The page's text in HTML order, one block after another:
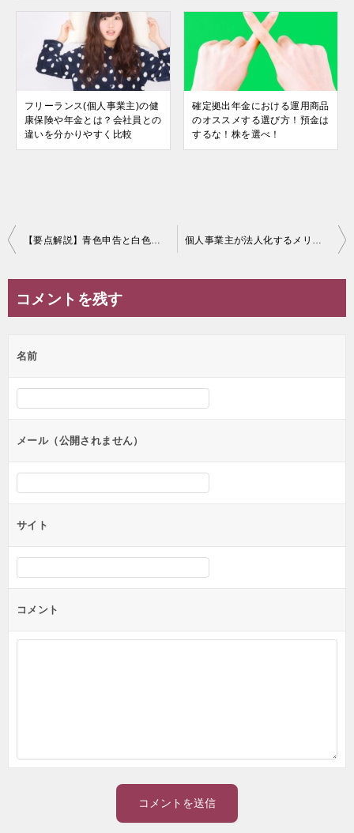
フリーランス(個人事業主)の健
康保険や年金とは？会社員との
違いを分かりやすく比較
確定拠出年金における運用商品
のオススメする選び方！預金は
するな！株を選べ！
投
ビ
ー
シ
ョ
ン
コメントを残す
名前
メール（公開されません）
サイト
コメント